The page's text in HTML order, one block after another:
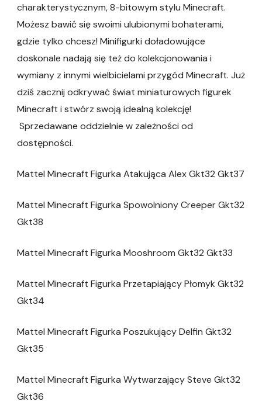
charakterystycznym, 8-bitowym stylu Minecraft.
Możesz bawić się swoimi ulubionymi bohaterami,
gdzie tylko chcesz! Minifigurki doładowujące
doskonale nadają się też do kolekcjonowania i
wymiany z innymi wielbicielami przygód Minecraft. Już
dziś zacznij odkrywać świat miniaturowych figurek
Minecraft i stwórz swoją idealną kolekcję!
Sprzedawane oddzielnie w zależności od
dostępności.
Mattel Minecraft Figurka Atakująca Alex Gkt32 Gkt37
Mattel Minecraft Figurka Spowolniony Creeper Gkt32
Gkt38
Mattel Minecraft Figurka Mooshroom Gkt32 Gkt33
Mattel Minecraft Figurka Przetapiający Płomyk Gkt32
Gkt34
Mattel Minecraft Figurka Poszukujący Delfin Gkt32
Gkt35
Mattel Minecraft Figurka Wytwarzający Steve Gkt32
Gkt36